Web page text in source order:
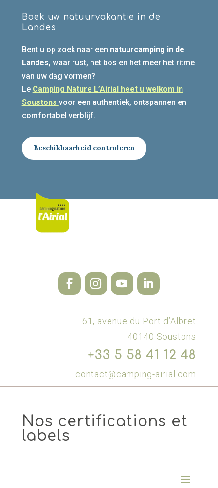
Boek uw natuurvakantie in de
Landes
Bent u op zoek naar een natuurcamping in de
Landes, waar rust, het bos en het meer het ritme
van uw dag vormen?
Le Camping Nature L’Airial heet u welkom in
Soustons voor een authentiek, ontspannen en
comfortabel verblijf.
Beschikbaarheid controleren
61, avenue du Port d’Albret
40140 Soustons
+33 5 58 41 12 48
contact@camping-airial.com
Nos certifications et
labels